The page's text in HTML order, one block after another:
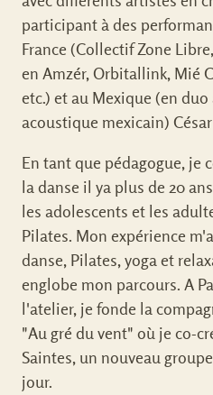
participant à des
France (Collectif Zone
en Amzér, Orbitallink, Mié
etc.) et au Mexique (en
acoustique mexicain) César
En tant que pédagogue, je
la danse il ya plus de 20
les adolescents et les
Pilates. Mon expérience
danse, Pilates, yoga et
englobe mon parcours. A
l'atelier, je fonde la
"Au gré du vent" où je co-
Saintes, un nouveau
jour.